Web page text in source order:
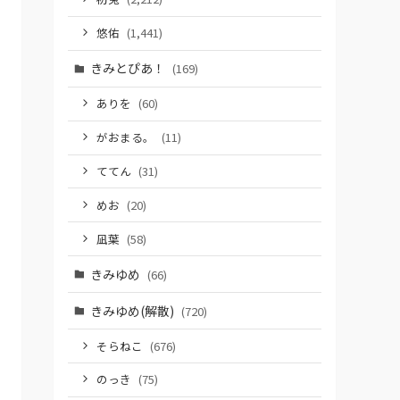
悠佑 (1,441)
きみとぴあ！ (169)
ありを (60)
がおまる。
(11)
ててん (31)
めお (20)
凪葉 (58)
きみゆめ (66)
きみゆめ(解散) (720)
そらねこ (676)
のっき (75)